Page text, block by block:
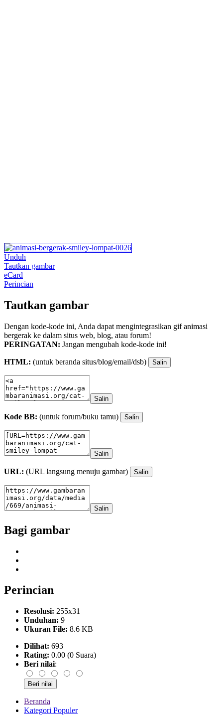
Unduh
Tautkan gambar
eCard
Perincian
Tautkan gambar
Dengan kode-kode ini, Anda dapat mengintegrasikan gif animasi
bergerak ke dalam situs web, blog, atau forum!
PERINGATAN: Jangan mengubah kode-kode ini!
HTML: (untuk beranda situs/blog/email/dsb) Salin
Salin
Kode BB: (untuk forum/buku tamu) Salin
Salin
URL: (URL langsung menuju gambar) Salin
Salin
Bagi gambar
Perincian
Resolusi: 255x31
Unduhan: 9
Ukuran File: 8.6 KB
Dilihat: 693
Rating: 0.00 (0 Suara)
Beri nilai:
Beranda
Kategori Populer